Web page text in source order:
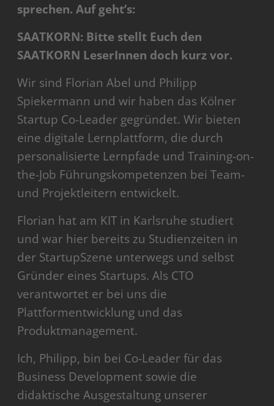
sprechen. Auf geht’s:
SAATKORN: Bitte stellt Euch den
SAATKORN LeserInnen doch kurz vor.
Wir sind Florian Abel und Philipp
Spiekermann und wir haben das Kölner
Startup Co-Leader gegründet. Wir bieten
eine digitale Lernplattform, die durch
personalisierte Lernpfade und Training-on-
the-Job Führungskompetenzen bei Team-
und Projektleitern entwickelt.
Florian hat am KIT in Karlsruhe studiert
und war hier bereits zu Studienzeiten in
der StartupSzene unterwegs und selbst
Gründer eines Startups. Als CTO
verantwortet er bei uns die
Plattformentwicklung und das
Produktmanagement.
Ich, Philipp, bin bei Co-Leader für das
Business Development sowie die
didaktische Ausgestaltung unserer